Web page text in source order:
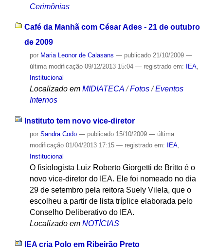
Cerimônias
Café da Manhã com César Ades - 21 de outubro
de 2009
por Maria Leonor de Calasans — publicado21/10/2009 —
última modificação09/12/2013 15:04 — registrado em: IEA,
Institucional
Localizado em MIDIATECA /Fotos /Eventos
Internos
Instituto tem novo vice-diretor
por Sandra Codo — publicado15/10/2009 — última
modificação01/04/2013 17:15 — registrado em: IEA,
Institucional
O fisiologista Luiz Roberto Giorgetti de Britto é o
novo vice-diretor do IEA. Ele foi nomeado no dia
29 de setembro pela reitora Suely Vilela, que o
escolheu a partir de lista tríplice elaborada pelo
Conselho Deliberativo do IEA.
Localizado em NOTÍCIAS
IEA cria Polo em Ribeirão Preto